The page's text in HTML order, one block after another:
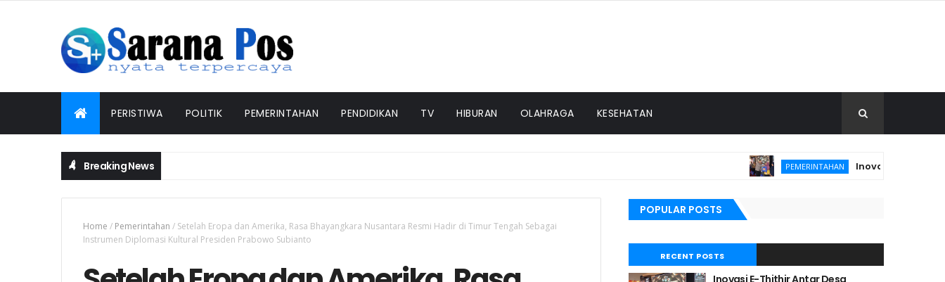
PERISTIWA POLITIK PEMERINTAHAN PENDIDIKAN TV HIBURAN OLAHRAGA KESEHATAN
Breaking News PEMERINTAHAN Inovasi E-Thithir Antar
Home / Pemerintahan / Setelah Eropa dan Amerika, Rasa Bhayangkara Nusantara Resmi Hadir di Timur Tengah Sebagai
Instrumen Diplomasi Kultural Presiden Prabowo Subianto
POPULAR POSTS
RECENT POSTS
Inovasi E-Thithir Antar Desa